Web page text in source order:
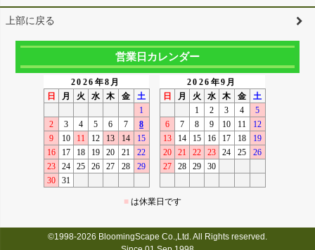
上部に戻る
営業日カレンダー
©1998-2026 BloomingScape Co.,Ltd. All Rights reserved.